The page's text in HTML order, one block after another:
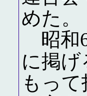
めた。
昭和
に掲
もっ